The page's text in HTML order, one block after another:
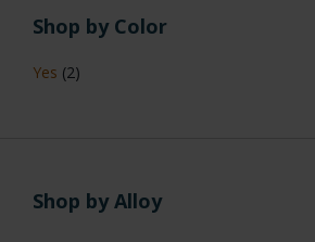
Shop by Color
Yes (2)
Shop by Alloy